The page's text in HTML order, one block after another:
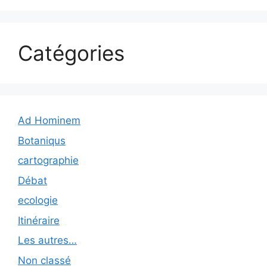
Catégories
Ad Hominem
Botaniqus
cartographie
Débat
ecologie
Itinéraire
Les autres…
Non classé